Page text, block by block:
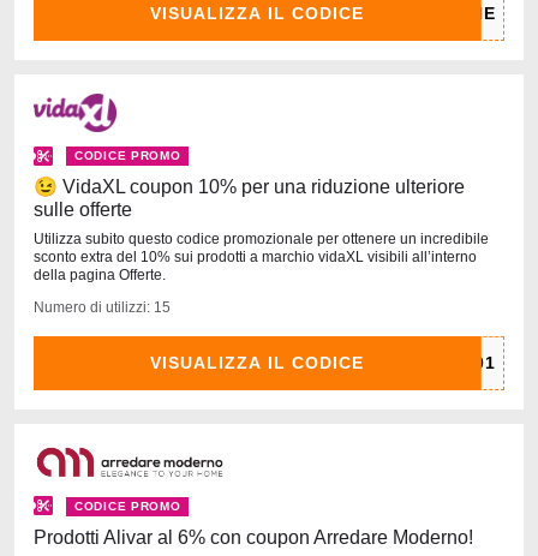
VISUALIZZA IL CODICE
CODICE PROMO
😉 VidaXL coupon 10% per una riduzione ulteriore
sulle offerte
Utilizza subito questo codice promozionale per ottenere un incredibile
sconto extra del 10% sui prodotti a marchio vidaXL visibili all’interno
della pagina Offerte.
Numero di utilizzi: 15
VISUALIZZA IL CODICE
CODICE PROMO
Prodotti Alivar al 6% con coupon Arredare Moderno!